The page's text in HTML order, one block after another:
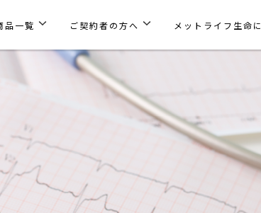
品一覧 ご契約者の方へ メットライフ生命